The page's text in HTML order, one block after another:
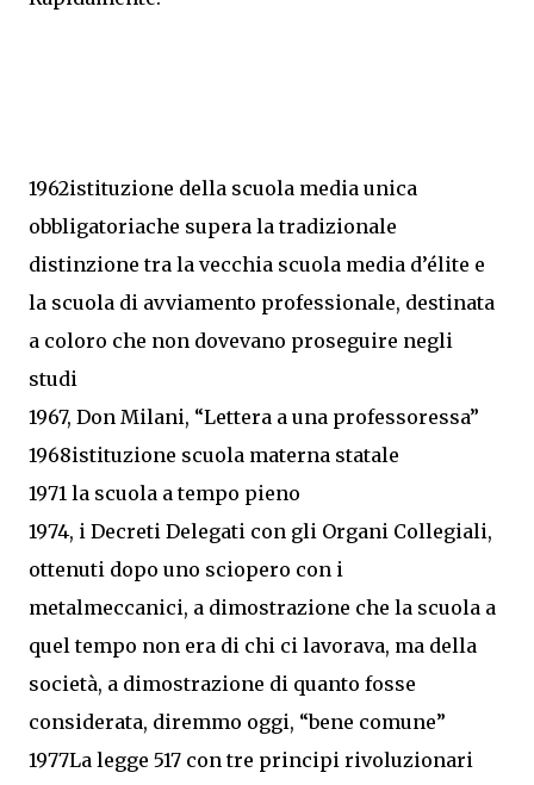
1962istituzione della scuola media unica
obbligatoriache supera la tradizionale
distinzione tra la vecchia scuola media d’élite e
la scuola di avviamento professionale, destinata
a coloro che non dovevano proseguire negli
studi
1967, Don Milani, “Lettera a una professoressa”
1968istituzione scuola materna statale
1971 la scuola a tempo pieno
1974, i Decreti Delegati con gli Organi Collegiali,
ottenuti dopo uno sciopero con i
metalmeccanici, a dimostrazione che la scuola a
quel tempo non era di chi ci lavorava, ma della
società, a dimostrazione di quanto fosse
considerata, diremmo oggi, “bene comune”
1977La legge 517 con tre principi rivoluzionari